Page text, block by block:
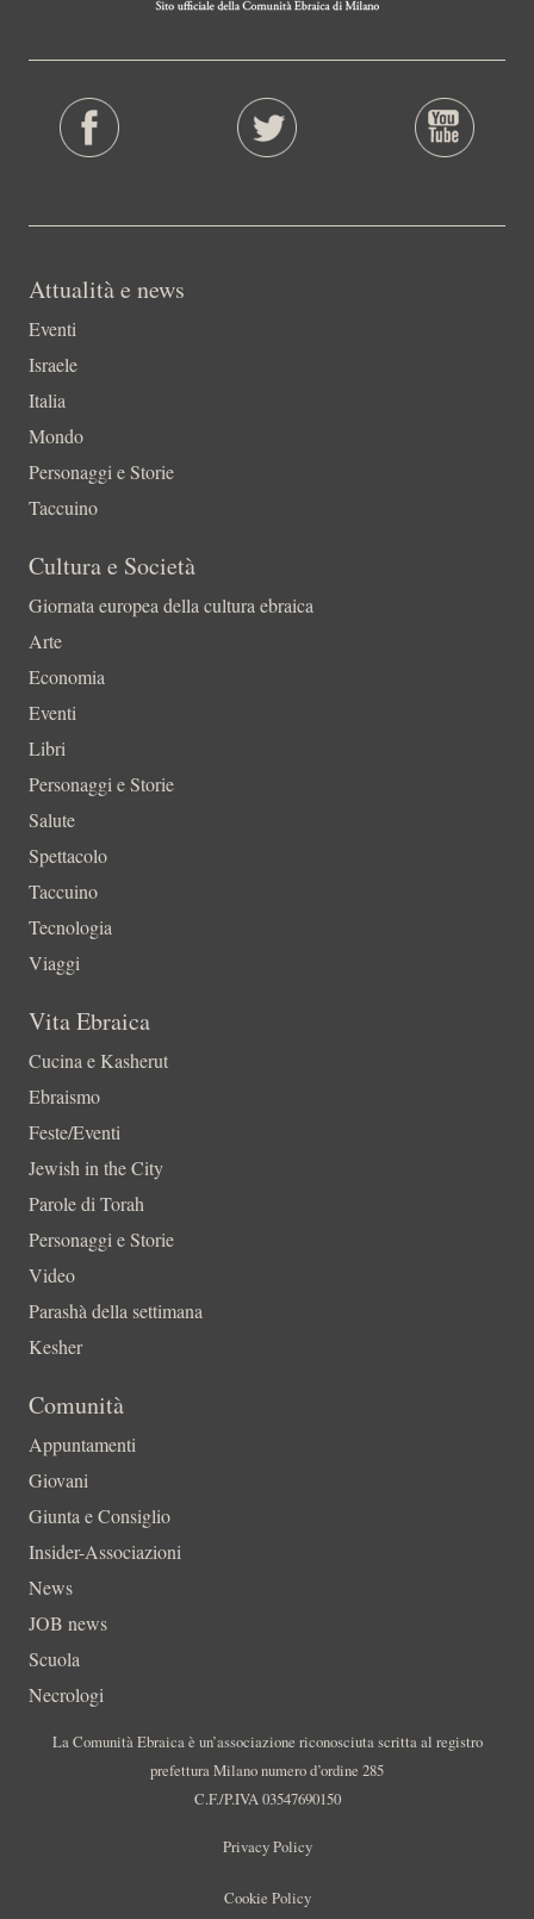
Attualità e news
Eventi
Israele
Italia
Mondo
Personaggi e Storie
Taccuino
Cultura e Società
Giornata europea della cultura ebraica
Arte
Economia
Eventi
Libri
Personaggi e Storie
Salute
Spettacolo
Taccuino
Tecnologia
Viaggi
Vita Ebraica
Cucina e Kasherut
Ebraismo
Feste/Eventi
Jewish in the City
Parole di Torah
Personaggi e Storie
Video
Parashà della settimana
Kesher
Comunità
Appuntamenti
Giovani
Giunta e Consiglio
Insider-Associazioni
News
JOB news
Scuola
Necrologi
La Comunità Ebraica è un’associazione riconosciuta scritta al registro
prefettura Milano numero d’ordine 285
C.F./P.IVA 03547690150
Privacy Policy
Cookie Policy